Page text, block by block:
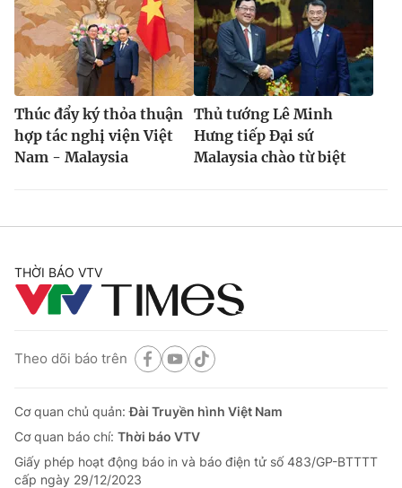
Thúc đẩy ký thỏa thuận
hợp tác nghị viện Việt
Nam - Malaysia
Thủ tướng Lê Minh
Hưng tiếp Đại sứ
Malaysia chào từ biệt
THỜI BÁO VTV
Theo dõi báo trên
Cơ quan chủ quản:Đài Truyền hình Việt Nam
Cơ quan báo chí: Thời báo VTV
Giấy phép hoạt động báo in và báo điện tử số 483/GP-BTTTT
cấp ngày 29/12/2023